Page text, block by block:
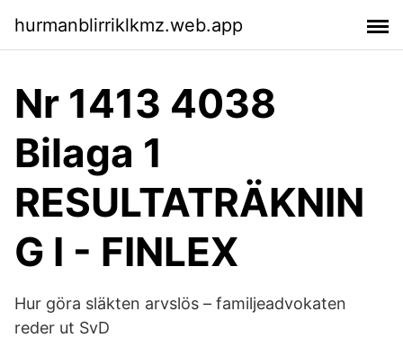
hurmanblirriklkmz.web.app
Nr 1413 4038
Bilaga 1
RESULTATRÄKNIN
G I - FINLEX
Hur göra släkten arvslös – familjeadvokaten
reder ut SvD